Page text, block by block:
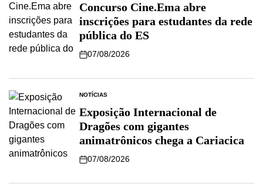
Concurso Cine.Ema abre
inscrições para estudantes da rede
pública do ES
07/08/2026
NOTÍCIAS
Exposição Internacional de
Dragões com gigantes
animatrônicos chega a Cariacica
07/08/2026